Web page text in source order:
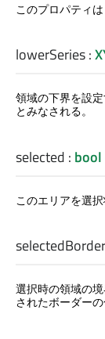
このプロパティは
lowerSeries:
領域の下界を設
とみなされる。
selected : bool
このエリアを選
選択時の領域の
されたボーダー